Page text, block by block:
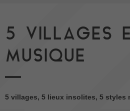
5 VILLAGES
MUSIQUE
5 villages, 5 lieux insolites, 5 styles